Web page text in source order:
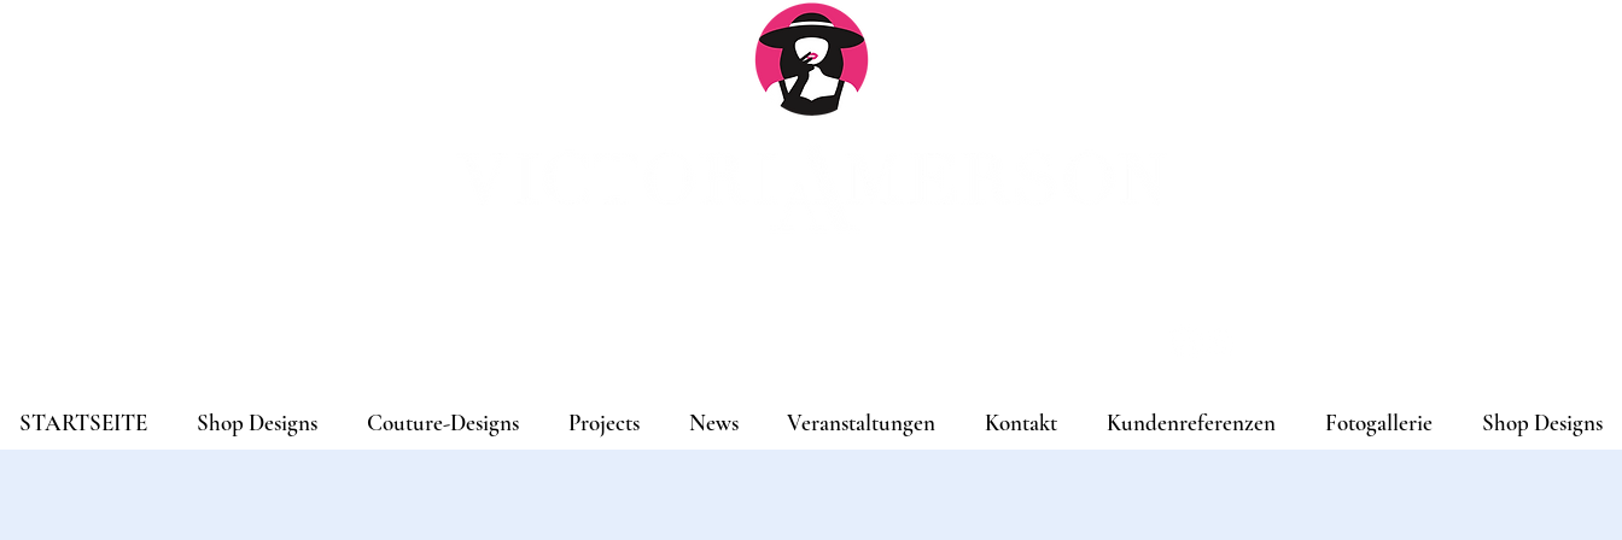
STARTSEITE Shop Designs Couture-Designs Projects News Veranstaltungen Kontakt Kundenreferenzen Fotogallerie Shop Designs